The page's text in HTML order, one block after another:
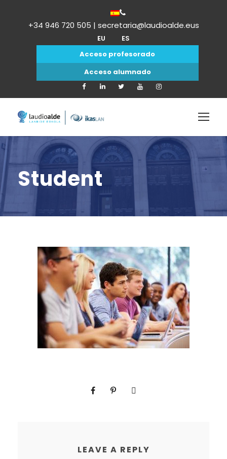
+34 946 720 505 | secretaria@laudioalde.eus
EU
ES
Acceso profesorado
Acceso alumnado
Student
LEAVE A REPLY